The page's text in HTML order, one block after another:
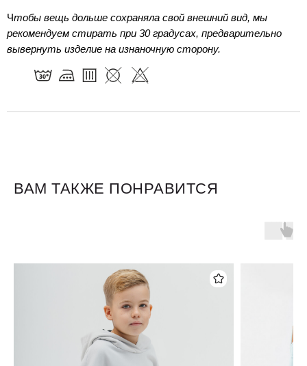
Чтобы вещь дольше сохраняла свой внешний вид, мы
рекомендуем стирать при 30 градусах, предварительно
вывернуть изделие на изнаночную сторону.
ВАМ ТАКЖЕ ПОНРАВИТСЯ
Обмен и возврат
Отдел по работе с клиентами